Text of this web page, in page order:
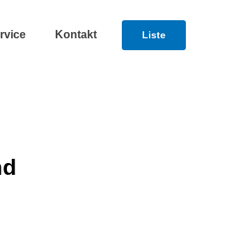
Kontakt Liste